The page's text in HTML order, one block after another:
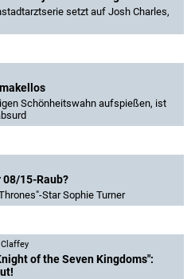
setzt auf Josh Charles,
Schönheitswahn aufspießen, ist
08/15-Raub?
Star Sophie Turner
of the Seven Kingdoms":